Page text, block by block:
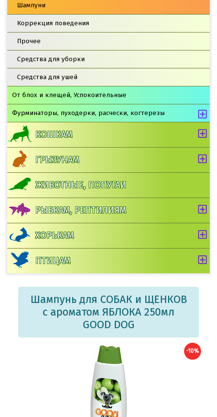
Шампуни
Коррекция поведения
Прочее
Средства для уборки
Средства для ушей
От блох и клещей, Успокоительные
Фурминаторы, пуходерки, расчески, когтерезы
КОШКАМ
ГРЫЗУНАМ
ЖИВОТНЫЕ, ПОПУГАИ
РЫБКАМ, РЕПТИЛИЯМ
ХОРЬКАМ
ПТИЦАМ
Шампунь для СОБАК и ЩЕНКОВ
с ароматом ЯБЛОКА 250мл
GOOD DOG
-10%